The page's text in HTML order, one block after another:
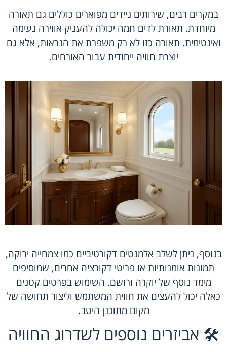
במקרים רבים, שירותים ניידים מפוארים כוללים גם תאורה
מיוחדת. תאורת לדים חמה יכולה להעניק אווירה נעימה
ואינטימית. תאורה כזו לא רק משפרת את הנראות, אלא גם
יוצרת חוויה ייחודית עבור האורחים.
בנוסף, ניתן לשלב אלמנטים דקורטיביים כמו צמחייה ירוקה,
תמונות אומנותיות או פריטי דקורציה אחרים, שמוסיפים
מימד נוסף של יוקרה ורושם. השימוש בפרטים קטנים
כאלה יכול להעצים את חווית המשתמש וליצור תחושה של
מקום מתוכנן היטב.
🛠️ אביזרים נוספים לשדרוג החוויה